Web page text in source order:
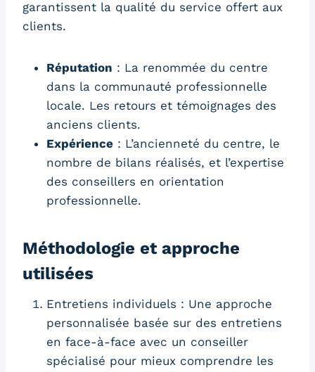
garantissent la qualité du service offert aux
clients.
Réputation : La renommée du centre
dans la communauté professionnelle
locale. Les retours et témoignages des
anciens clients.
Expérience : L’ancienneté du centre, le
nombre de bilans réalisés, et l’expertise
des conseillers en orientation
professionnelle.
Méthodologie et approche
utilisées
Entretiens individuels : Une approche
personnalisée basée sur des entretiens
en face-à-face avec un conseiller
spécialisé pour mieux comprendre les